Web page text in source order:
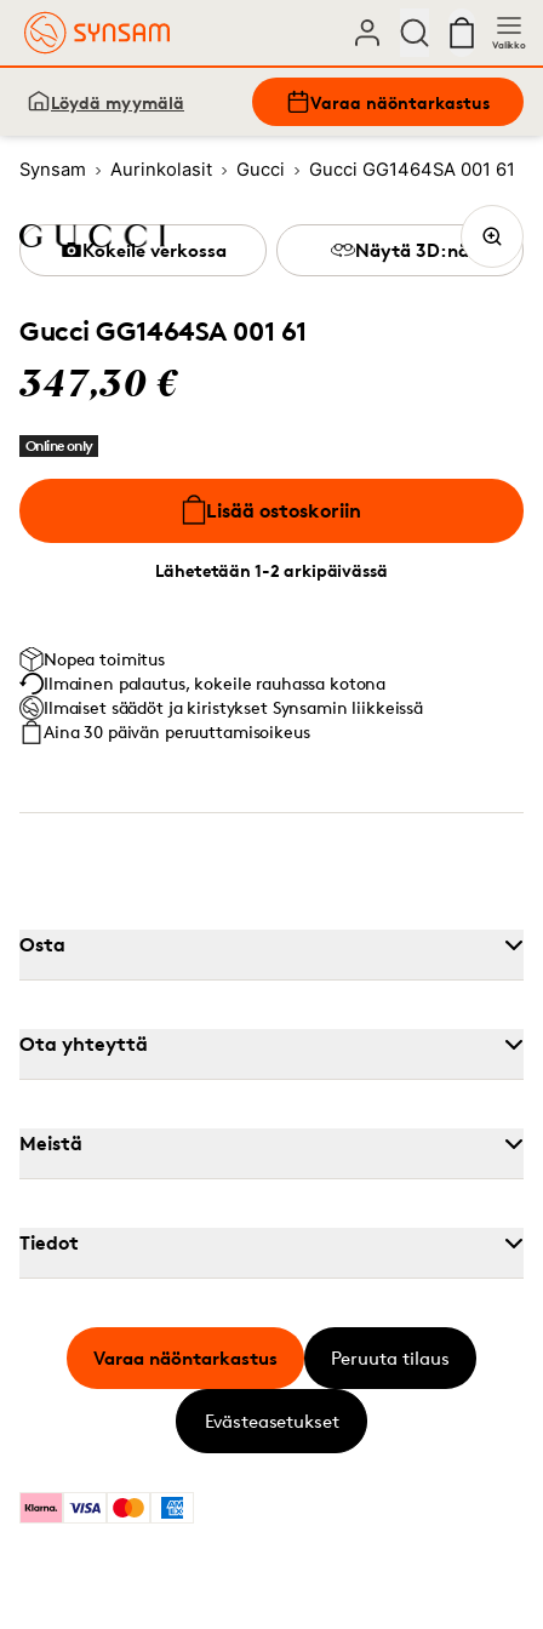
Valikko
Löydä myymälä Varaa näöntarkastus
Synsam Aurinkolasit Gucci Gucci GG1464SA 001 61
Gucci GG1464SA 001 61
347,30 €
Online only
Lisää ostoskoriin
Lähetetään 1-2 arkipäivässä
Kokeile verkossa Näytä 3D:nä
Nopea toimitus
Ilmainen palautus, kokeile rauhassa kotona
Ilmaiset säädöt ja kiristykset Synsamin liikkeissä
Aina 30 päivän peruuttamisoikeus
Osta
Ota yhteyttä
Meistä
Tiedot
KlarnaVisa MastercardAmerican Express
Varaa näöntarkastus Peruuta tilaus
Evästeasetukset